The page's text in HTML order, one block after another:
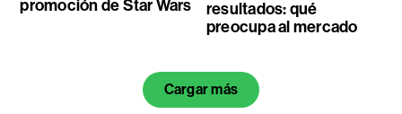
promoción de Star Wars
resultados: qué
preocupa al mercado
Cargar más